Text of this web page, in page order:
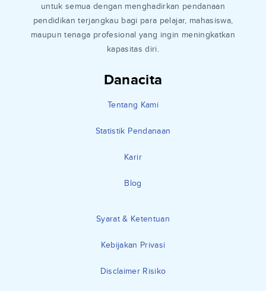
Danacita
Tentang Kami
Statistik Pendanaan
Karir
Blog
Syarat & Ketentuan
Kebijakan Privasi
Disclaimer Risiko
untuk semua dengan menghadirkan pendanaan
pendidikan terjangkau bagi para pelajar, mahasiswa,
maupun tenaga profesional yang ingin meningkatkan
kapasitas diri.